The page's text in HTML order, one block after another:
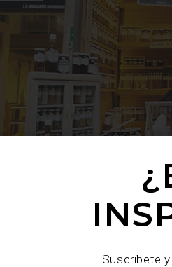
Suscríbete